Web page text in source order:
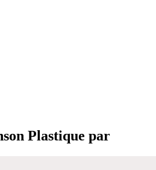
Plastique par